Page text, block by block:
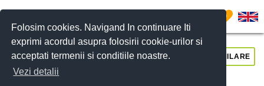
Folosim cookies. Navigand In continuare Iti
exprimi acordul asupra folosirii cookie-urilor si
acceptati termenii si conditiile noastre.
Vezi detalii
0
CERE DETALII SUNĂ-NE SIMILARE